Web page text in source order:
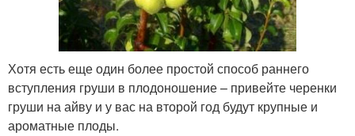
Хотя есть еще один более простой способ раннего
вступления груши в плодоношение – привейте черенки
груши на айву и у вас на второй год будут крупные и
ароматные плоды.